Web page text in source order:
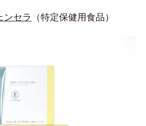
ンセラ （特定保健用食品）